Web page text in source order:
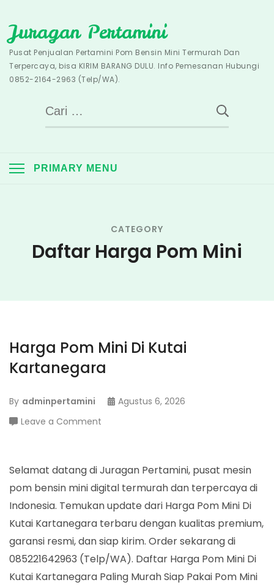
to
content
Juragan Pertamini
Pusat Penjualan Pertamini Pom Bensin Mini Termurah Dan
Terpercaya, bisa KIRIM BARANG DULU. Info Pemesanan Hubungi
0852-2164-2963 (Telp/WA).
Cari
untuk:
PRIMARY MENU
CATEGORY
Daftar Harga Pom Mini
Harga Pom Mini Di Kutai
Kartanegara
By adminpertamini
Agustus 6, 2026
Leave a Comment
Mini
Di
Kutai
Kartanegara
Selamat datang di Juragan Pertamini, pusat mesin
pom bensin mini digital termurah dan terpercaya di
Indonesia. Temukan update dari Harga Pom Mini Di
Kutai Kartanegara terbaru dengan kualitas premium,
garansi resmi, dan siap kirim. Order sekarang di
085221642963 (Telp/WA). Daftar Harga Pom Mini Di
Kutai Kartanegara Paling Murah Siap Pakai Pom Mini